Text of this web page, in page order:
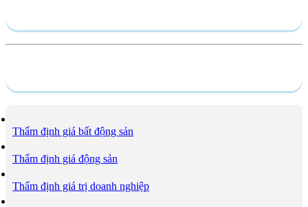
Thẩm định giá bất động sản
Thẩm định giá động sản
Thẩm định giá trị doanh nghiệp